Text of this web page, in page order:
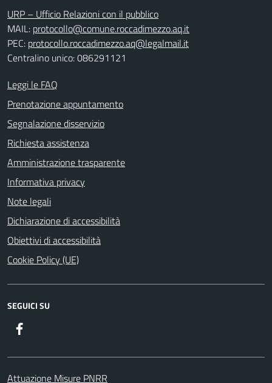
URP – Ufficio Relazioni con il pubblico
MAIL: protocollo@comune.roccadimezzo.aq.it
PEC: protocollo.roccadimezzo.aq@legalmail.it
Centralino unico: 086291121
Leggi le FAQ
Prenotazione appuntamento
Segnalazione disservizio
Richiesta assistenza
Amministrazione trasparente
Informativa privacy
Note legali
Dichiarazione di accessibilità
Obiettivi di accessibilità
Cookie Policy (UE)
SEGUICI SU
Attuazione Misure PNRR